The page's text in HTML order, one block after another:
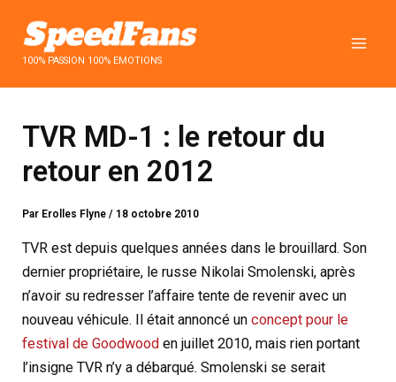
contenu100% PASSION 100% EMOTIONS
TVR MD-1 : le retour du
retour en 2012
Par Erolles Flyne/ 18 octobre 2010
TVR est depuis quelques années dans le brouillard. Son
dernier propriétaire, le russe Nikolai Smolenski, après
n’avoir su redresser l’affaire tente de revenir avec un
nouveau véhicule. Il était annoncé unconcept pour le
festival de Goodwood en juillet 2010, mais rien portant
l’insigne TVR n’y a débarqué. Smolenski se serait